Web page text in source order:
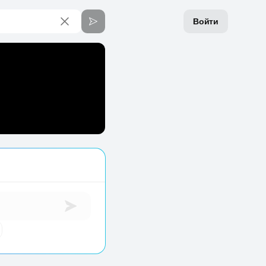
Войти